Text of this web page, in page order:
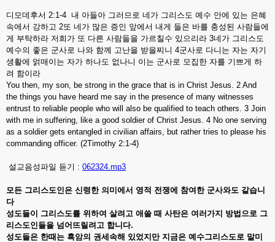
디모데후서 2:1-4 내 아들아 그러므로 네가 그리스도 예수 안에 있는 은혜
속에서 강하고 2또 네가 많은 증인 앞에서 내게 들은 바를 충성된 사람들에
게 부탁하라 저희가 또 다른 사람들을 가르칠수 있으리라 3네가 그리스도
예수의 좋은 군사로 나와 함께 고난을 받을찌니 4군사로 다니는 자는 자기
생활에 얽매이는 자가 하나도 없나니 이는 군사로 모집한 자를 기쁘게 하
려 함이라
You then, my son, be strong in the grace that is in Christ Jesus. 2 And
the things you have heard me say in the presence of many witnesses
entrust to reliable people who will also be qualified to teach others. 3 Join
with me in suffering, like a good soldier of Christ Jesus. 4 No one serving
as a soldier gets entangled in civilian affairs, but rather tries to please his
commanding officer. (2Timothy 2:1-4)
설교음성파일 듣기 : 062324.mp3
모든 그리스도인은 신령한 의미에서 영적 전쟁에 참여한 군사와도 같습니
다
성도들이
그리스도를 위하여 살려고 애쓸 때 사탄은 여러가지 방법으로 그
리스도인들을 넘어뜨릴려고 합니다.
성도들은 한때는 흑암의 권세속해 있었지만 지금은 예수그리스도로 말미